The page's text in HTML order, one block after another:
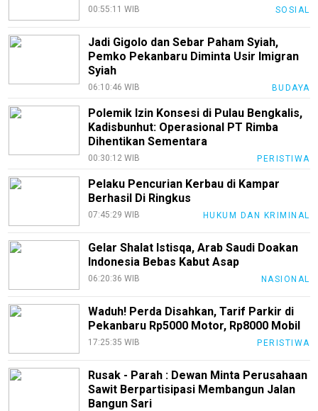
00:55:11 WIB SOSIAL
Jadi Gigolo dan Sebar Paham Syiah,
Pemko Pekanbaru Diminta Usir Imigran
Syiah
06:10:46 WIB BUDAYA
Polemik Izin Konsesi di Pulau Bengkalis,
Kadisbunhut: Operasional PT Rimba
Dihentikan Sementara
00:30:12 WIB PERISTIWA
Pelaku Pencurian Kerbau di Kampar
Berhasil Di Ringkus
07:45:29 WIB HUKUM DAN KRIMINAL
Gelar Shalat Istisqa, Arab Saudi Doakan
Indonesia Bebas Kabut Asap
06:20:36 WIB NASIONAL
Waduh! Perda Disahkan, Tarif Parkir di
Pekanbaru Rp5000 Motor, Rp8000 Mobil
17:25:35 WIB PERISTIWA
Rusak - Parah : Dewan Minta Perusahaan
Sawit Berpartisipasi Membangun Jalan
Bangun Sari
Pedoman
Index